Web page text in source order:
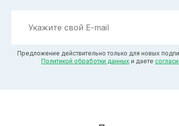
Предложение действительно только для новых
Политикой обработки данных и даете